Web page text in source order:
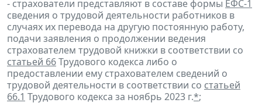
- страхователи представляют в составе формы ЕФС-1
сведения о трудовой деятельности работников в
случаях их перевода на другую постоянную работу,
подачи заявления о продолжении ведения
страхователем трудовой книжки в соответствии со
статьей 66Трудового кодекса либо о
предоставлении ему страхователем сведений о
трудовой деятельности в соответствии со статьей
66.1 Трудового кодекса за ноябрь 2023 г.*;